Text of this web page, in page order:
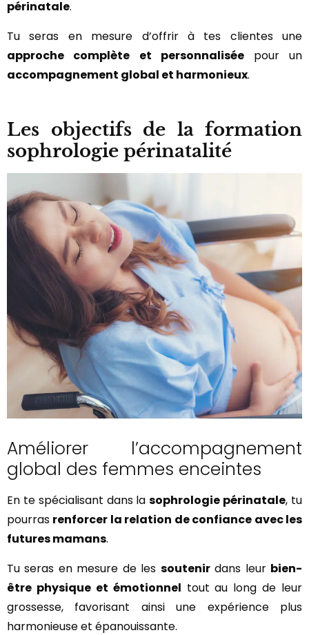
périnatale.
Tu seras en mesure d’offrir à tes clientes une
approche complète et personnalisée pour un
accompagnement global et harmonieux.
Les objectifs de la formation
sophrologie périnatalité
Améliorer l’accompagnement
global des femmes enceintes
En te spécialisant dans lasophrologie périnatale, tu
pourras renforcer la relation de confiance avec les
futures mamans.
Tu seras en mesure de les soutenirdans leur bien-
être physique et émotionnel tout au long de leur
grossesse, favorisant ainsi une expérience plus
harmonieuse et épanouissante.